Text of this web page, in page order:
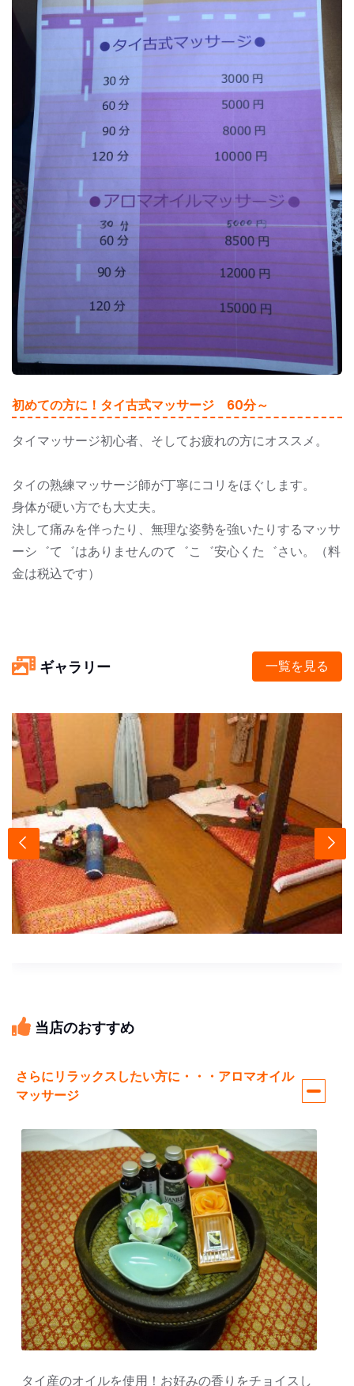
初めての方に！タイ古式マッサージ 60分～
タイマッサージ初心者、そしてお疲れの方にオススメ。
タイの熟練マッサージ師が丁寧にコリをほぐします。
身体が硬い方でも大丈夫。
決して痛みを伴ったり、無理な姿勢を強いたりするマッサ
ーシ゛て゛はありませんのて゛こ゛安心くた゛さい。（料
金は税込です）
ギャラリー 一覧を見る
当店のおすすめ
さらにリラックスしたい方に・・・アロマオイル
マッサージ
タイ産のオイルを使用！お好みの香りをチョイスし